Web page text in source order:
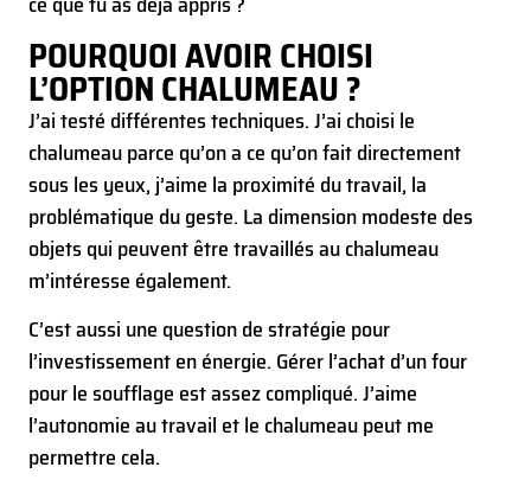
POURQUOI AVOIR CHOISI
L’OPTION CHALUMEAU ?
J’ai testé différentes techniques. J’ai choisi le
chalumeau parce qu’on a ce qu’on fait directement
sous les yeux, j’aime la proximité du travail, la
problématique du geste. La dimension modeste des
objets qui peuvent être travaillés au chalumeau
m’intéresse également.
C’est aussi une question de stratégie pour
l’investissement en énergie. Gérer l’achat d’un four
pour le soufflage est assez compliqué. J’aime
l’autonomie au travail et le chalumeau peut me
permettre cela.